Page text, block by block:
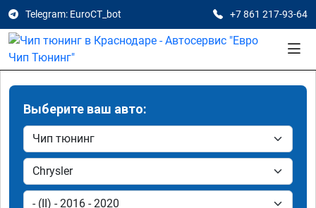
Telegram: EuroCT_bot +7 861 217-93-64
Выберите ваш авто: